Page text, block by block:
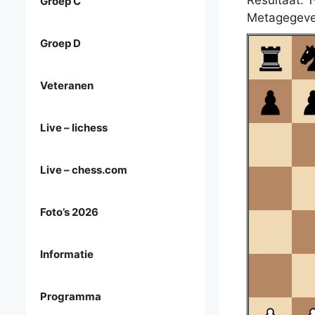
Groep D
Veteranen
Live – lichess
Live – chess.com
Foto’s 2026
Informatie
Programma